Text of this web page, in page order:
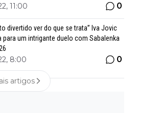
11:00 0
divertido ver do que se trata” Iva Jovic
para um intrigante duelo com Sabalenka
8:00 0
artigos